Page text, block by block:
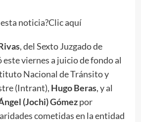
noticia?Clic aquí
, del Sexto Juzgado de
viernes a juicio de fondo al
Nacional de Tránsito y
(Intrant), Hugo Beras, y al
(Jochi) Gómezpor
cometidas en la entidad